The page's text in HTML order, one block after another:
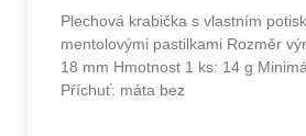
Plechová krabička s vlastním
mentolovými pastilkami Rozměr
18 mm Hmotnost 1 ks: 14 g
Příchuť: máta bez